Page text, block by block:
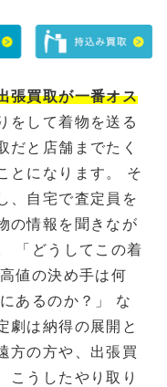
張買取が一番オス
をして着物を送る
だと店舗までたく
とになります。 そ
、自宅で査定員を
の情報を聞きなが
「どうしてこの着
値の決め手は何
あるのか？」 な
劇は納得の展開と
方の方や、出張買
こうしたやり取り